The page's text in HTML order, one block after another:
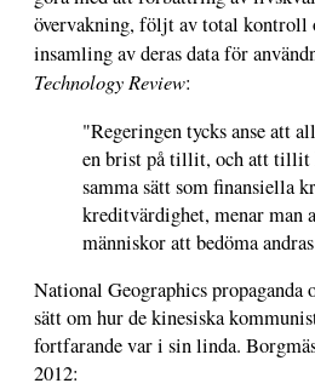
övervakning, följt av total kontroll
insamling av deras data för
Technology Review:
"Regeringen tycks anse att
en brist på tillit, och att tillit
samma sätt som finansiella
kreditvärdighet, menar man
människor att bedöma
National Geographics
sätt om hur de kinesiska
fortfarande var i sin linda.
2012: